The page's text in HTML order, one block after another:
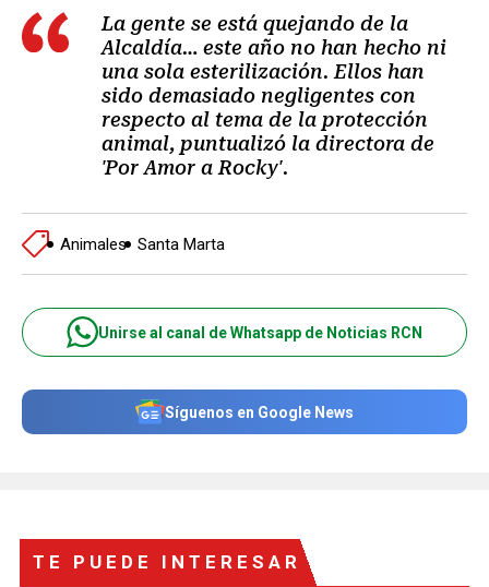
La gente se está quejando de la
Alcaldía… este año no han hecho ni
una sola esterilización. Ellos han
sido demasiado negligentes con
respecto al tema de la protección
animal, puntualizó la directora de
'Por Amor a Rocky'.
Animales Santa Marta
Unirse al canal de Whatsapp de Noticias RCN
Síguenos en Google News
TE PUEDE INTERESAR